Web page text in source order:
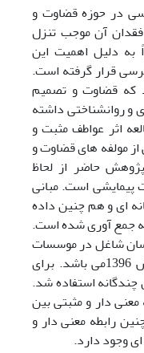
در حوزه قضاوت و
آن موجب تنزل
دلیل اهمیت این
قرار گرفته ­است.
که قضاوت و تصمیم
و روانشناختی داشته
اثر عواطف مثبت و
مولفه های قضاوت و
حاضر از لحاظ
است. مبانی
ای و هم چنین داده
جمع آوری شده است.
نفر از حسابرسان شاغل در موسسات
حسابرسی بوده و زمان انجام پژوهش 1396می­ باشد. برای
استفاده شد.
دار و مثبتی بین
رابطه معنی­ دار و
وجود دارد.